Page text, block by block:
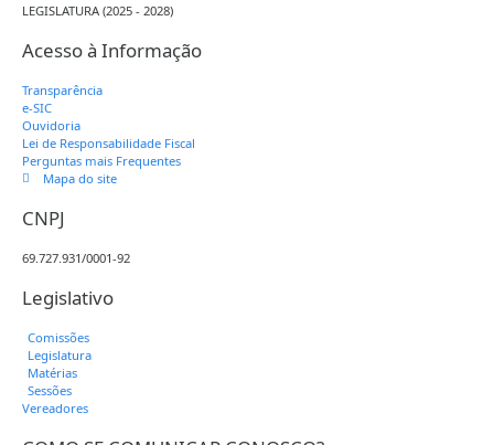
LEGISLATURA (2025 - 2028)
Acesso à Informação
Transparência
e-SIC
Ouvidoria
Lei de Responsabilidade Fiscal
Perguntas mais Frequentes
Mapa do site
CNPJ
69.727.931/0001-92
Legislativo
Comissões
Legislatura
Matérias
Sessões
Vereadores